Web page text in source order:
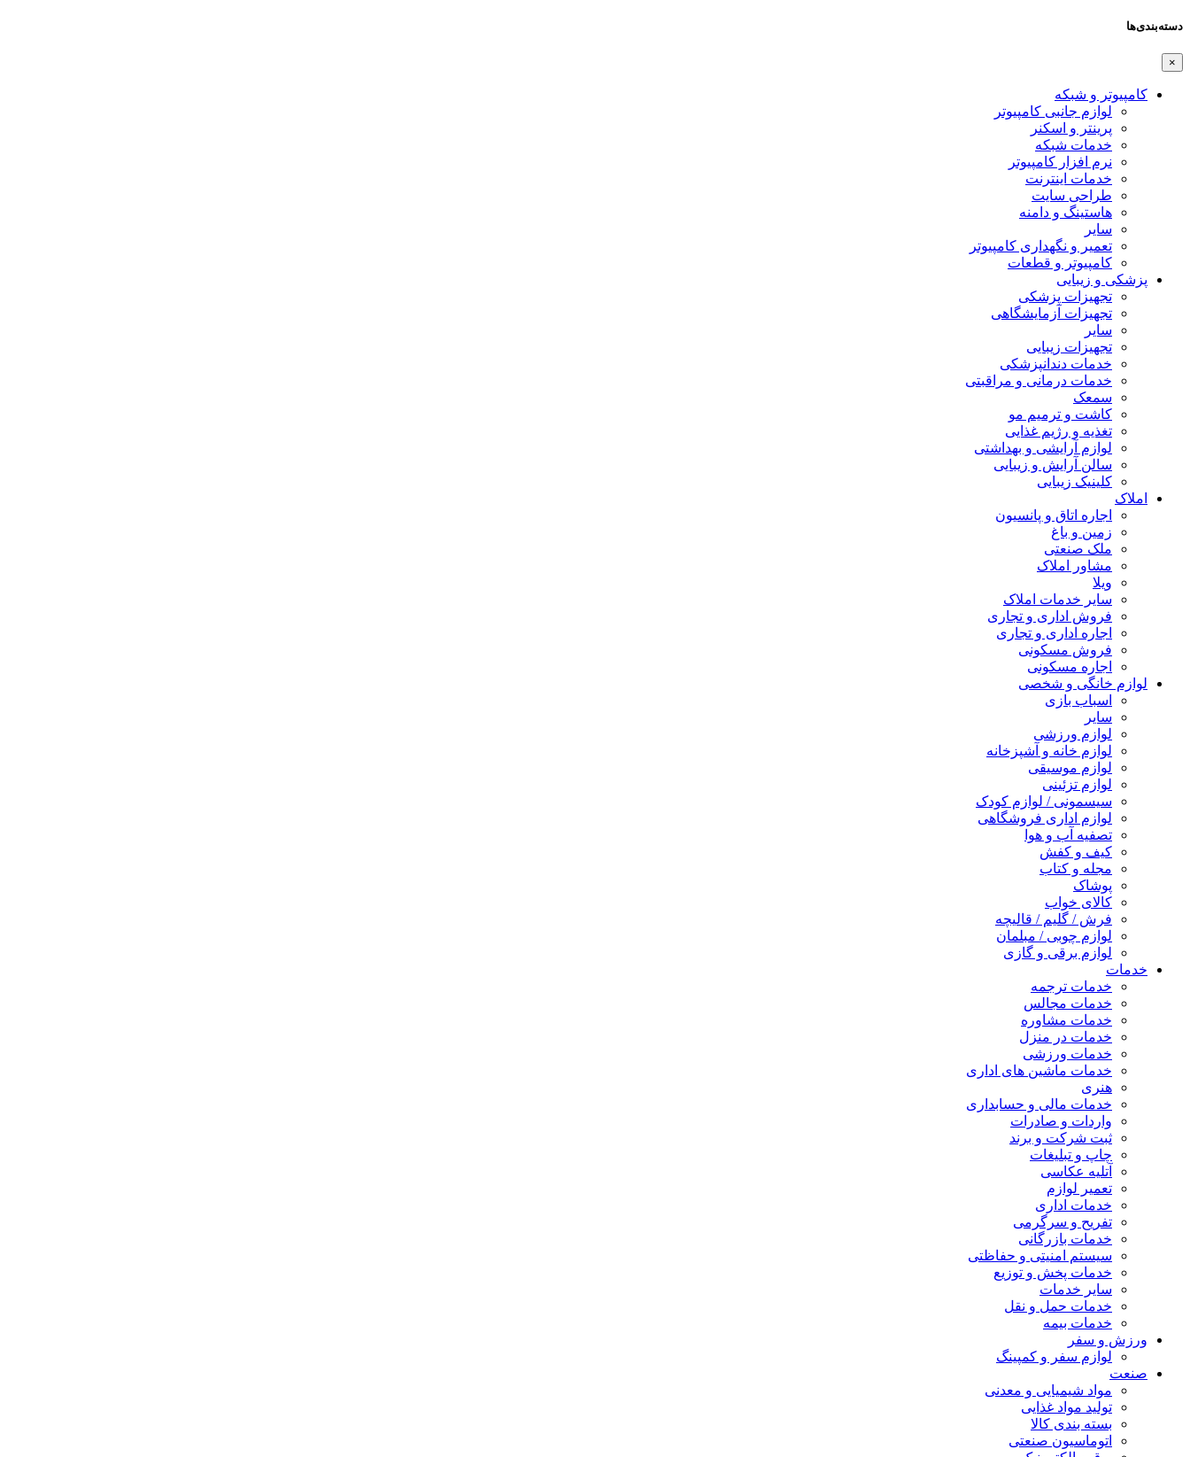
دسته‌بندی‌ها
×
کامپیوتر و شبکه
لوازم جانبی کامپیوتر
پرینتر و اسکنر
خدمات شبکه
نرم افزار کامپیوتر
خدمات اینترنت
طراحی سایت
هاستینگ و دامنه
سایر
تعمیر و نگهداری کامپیوتر
کامپیوتر و قطعات
پزشکی و زیبایی
تجهیزات پزشکی
تجهیزات آزمایشگاهی
سایر
تجهیزات زیبایی
خدمات دندانپزشکی
خدمات درمانی و مراقبتی
سمعک
کاشت و ترمیم مو
تغذیه و رژیم غذایی
لوازم آرایشی و بهداشتی
سالن آرایش و زیبایی
کلینیک زیبایی
املاک
اجاره اتاق و پانسیون
زمین و باغ
ملک صنعتی
مشاور املاک
ویلا
سایر خدمات املاک
فروش اداری و تجاری
اجاره اداری و تجاری
فروش مسکونی
اجاره مسکونی
لوازم خانگی و شخصی
اسباب بازی
سایر
لوازم ورزشی
لوازم خانه و آشپزخانه
لوازم موسیقی
لوازم تزئینی
سیسمونی / لوازم کودک
لوازم اداری فروشگاهی
تصفیه آب و هوا
کیف و کفش
مجله و کتاب
پوشاک
کالای خواب
فرش / گلیم / قالیچه
لوازم چوبی / مبلمان
لوازم برقی و گازی
خدمات
خدمات ترجمه
خدمات مجالس
خدمات مشاوره
خدمات در منزل
خدمات ورزشی
خدمات ماشین های اداری
هنری
خدمات مالی و حسابداری
واردات و صادرات
ثبت شرکت و برند
چاپ و تبلیغات
آتلیه عکاسی
تعمیر لوازم
خدمات اداری
تفریح و سرگرمی
خدمات بازرگانی
سیستم امنیتی و حفاظتی
خدمات پخش و توزیع
سایر خدمات
خدمات حمل و نقل
خدمات بیمه
ورزش و سفر
لوازم سفر و کمپینگ
صنعت
مواد شیمیایی و معدنی
تولید مواد غذایی
بسته بندی کالا
اتوماسیون صنعتی